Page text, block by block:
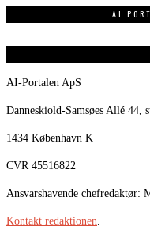
AI
AI-Portalen ApS
Danneskiold-Samsøes Allé 44,
1434 København K
CVR 45516822
Ansvarshavende chefredaktør:
Kontakt redaktionen